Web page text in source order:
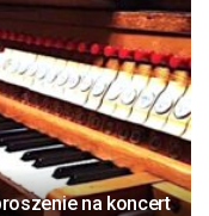
na koncert